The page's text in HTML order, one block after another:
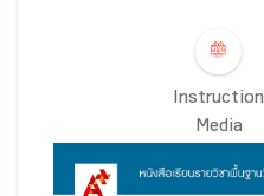
Instruction
Media